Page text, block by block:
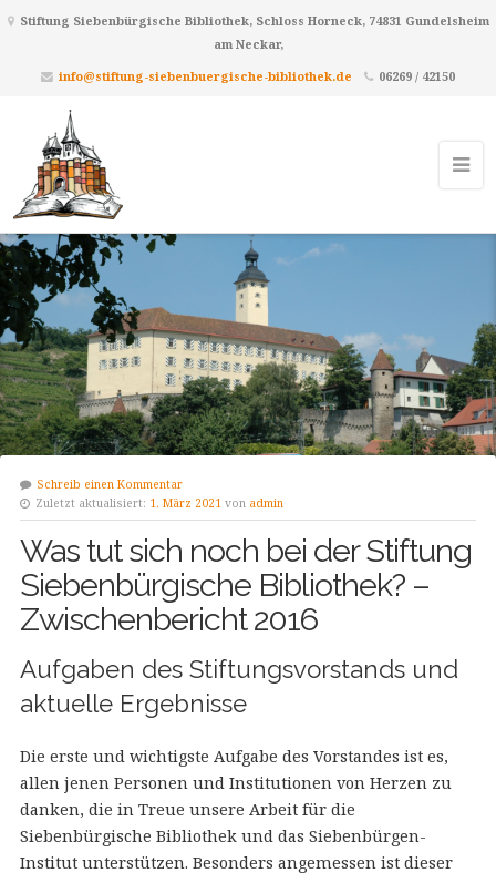
Stiftung Siebenbürgische Bibliothek, Schloss Horneck, 74831 Gundelsheim
am Neckar,
info@stiftung-siebenbuergische-bibliothek.de
06269 / 42150
Schreib einen Kommentar
Zuletzt aktualisiert: 1. März 2021 von admin
Was tut sich noch bei der Stiftung
Siebenbürgische Bibliothek? –
Zwischenbericht 2016
Aufgaben des Stiftungsvorstands und
aktuelle Ergebnisse
Die erste und wichtigste Aufgabe des Vorstandes ist es,
allen jenen Personen und Institutionen von Herzen zu
danken, die in Treue unsere Arbeit für die
Siebenbürgische Bibliothek und das Siebenbürgen-
Institut unterstützen. Besonders angemessen ist dieser